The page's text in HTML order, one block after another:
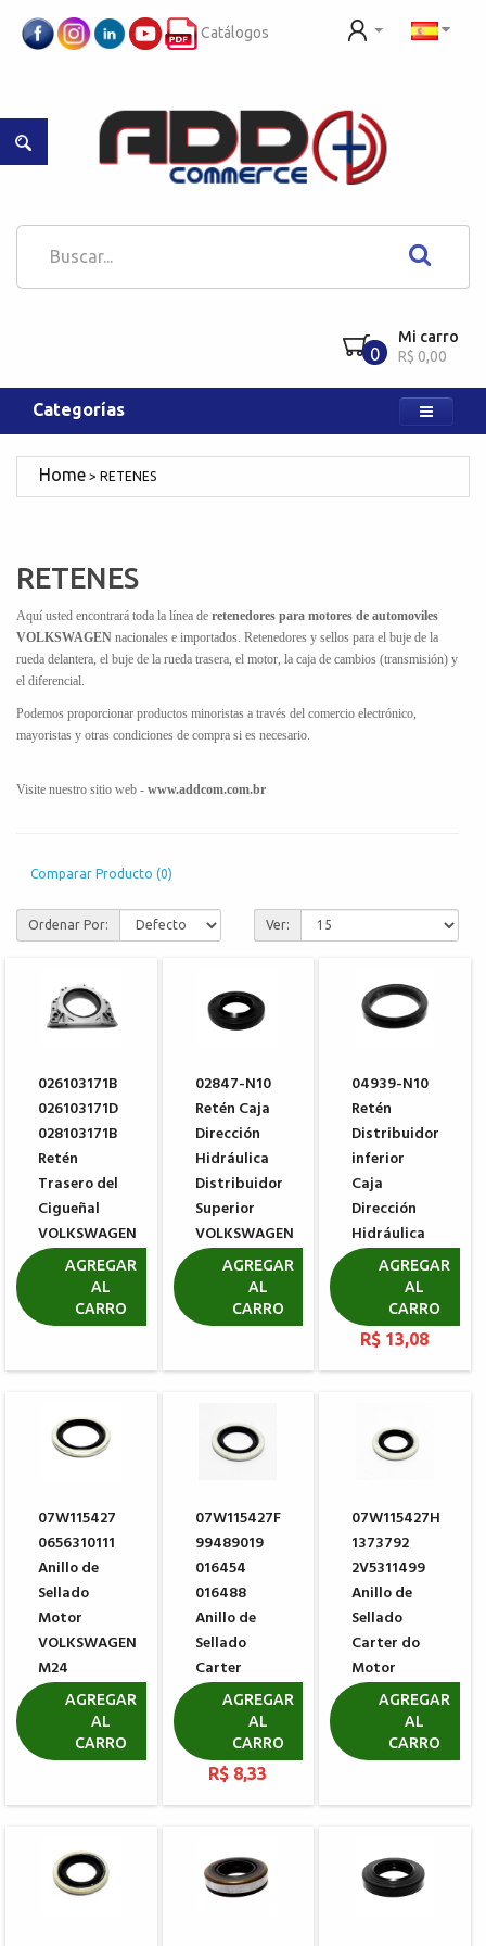
Catálogos
0
Mi carro
R$ 0,00
Categorías
RETENES
RETENES
Aquí usted encontrará toda la línea de retenedores para motores de automoviles
VOLKSWAGEN nacionales e importados. Retenedores y sellos para el buje de la
rueda delantera, el buje de la rueda trasera, el motor, la caja de cambios (transmisión) y
el diferencial.
Podemos proporcionar productos minoristas a través del comercio electrónico,
mayoristas y otras condiciones de compra si es necesario.
Visite nuestro sitio web - www.addcom.com.br
Comparar Producto (0)
Ordenar Por: Ver:
026103171B
026103171D
028103171B
Retén
Trasero del
Cigueñal
VOLKSWAGEN
R$ 350,70
AGREGAR
AL
CARRO
02847-N10
Retén Caja
Dirección
Hidráulica
Distribuidor
Superior
VOLKSWAGEN
PASSAT
JETTA GOLF
R$ 19,20
AGREGAR
AL
CARRO
04939-N10
Retén
Distribuidor
inferior
Caja
Dirección
Hidráulica
TRW
VOLKSWAGEN
GOL G5
R$ 13,08
AGREGAR
AL
CARRO
07W115427
0656310111
Anillo de
Sellado
Motor
VOLKSWAGEN
M24
R$ 15,69
AGREGAR
AL
CARRO
07W115427F
99489019
016454
016488
Anillo de
Sellado
Carter
Motor
VOLKSWAGEN
R$ 8,33
AGREGAR
AL
CARRO
07W115427H
1373792
2V5311499
Anillo de
Sellado
Carter do
Motor
VOLKSWAGEN
R$ 7,36
AGREGAR
AL
CARRO